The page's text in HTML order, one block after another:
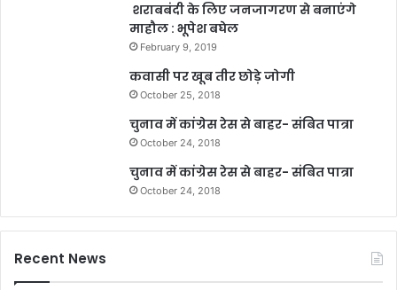
शराबबंदी के लिए जनजागरण से बनाएंगे
माहौल : भूपेश बघेल
February 9, 2019
कवासी पर खूब तीर छोड़े जोगी
October 25, 2018
चुनाव में कांग्रेस रेस से बाहर- संबित पात्रा
October 24, 2018
चुनाव में कांग्रेस रेस से बाहर- संबित पात्रा
October 24, 2018
Recent News